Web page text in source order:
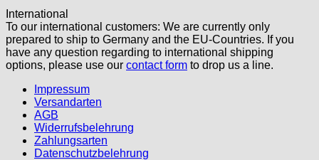
International
To our international customers: We are currently only
prepared to ship to Germany and the EU-Countries. If you
have any question regarding to international shipping
options, please use our contact form to drop us a line.
Impressum
Versandarten
AGB
Widerrufsbelehrung
Zahlungsarten
Datenschutzbelehrung